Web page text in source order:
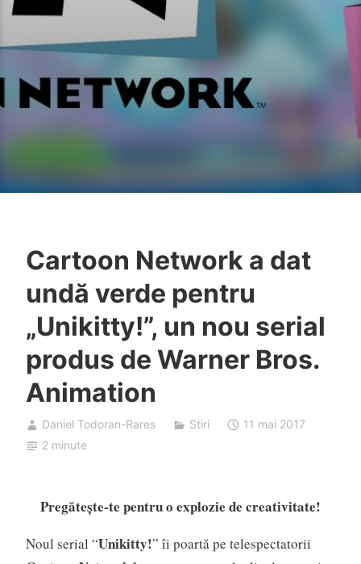
Cartoon Network a dat
undă verde pentru
„Unikitty!”, un nou serial
produs de Warner Bros.
Animation
Daniel Todoran-Rares Stiri
11 mai 2017
2 minute
Pregăteşte-te pentru o explozie de creativitate!
Noul serial “Unikitty!” îi poartă pe telespectatorii